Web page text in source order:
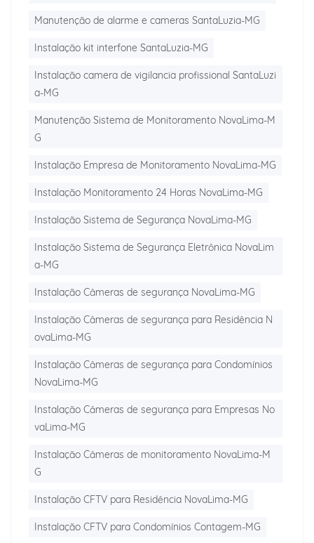
Manutenção de alarme e cameras SantaLuzia-MG
Instalação kit interfone SantaLuzia-MG
Instalação camera de vigilancia profissional SantaLuzi
a-MG
Manutenção Sistema de Monitoramento NovaLima-M
G
Instalação Empresa de Monitoramento NovaLima-MG
Instalação Monitoramento 24 Horas NovaLima-MG
Instalação Sistema de Segurança NovaLima-MG
Instalação Sistema de Segurança Eletrônica NovaLim
a-MG
Instalação Câmeras de segurança NovaLima-MG
Instalação Câmeras de segurança para Residência N
ovaLima-MG
Instalação Câmeras de segurança para Condomínios
NovaLima-MG
Instalação Câmeras de segurança para Empresas No
vaLima-MG
Instalação Câmeras de monitoramento NovaLima-M
G
Instalação CFTV para Residência NovaLima-MG
Instalação CFTV para Condomínios Contagem-MG